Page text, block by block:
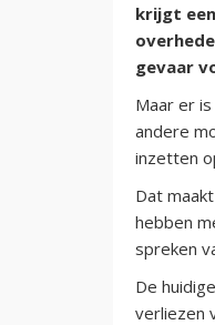
krijgt
gevaar
Maar er
andere
inzetten
Dat
hebben
spreken
De
verliezen